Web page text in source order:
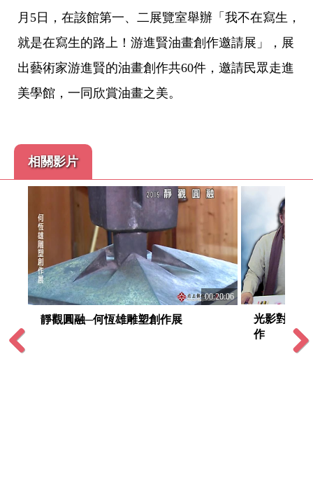
月5日，在該館第一、二展覽室舉辦「我不在寫生，
就是在寫生的路上！游進賢油畫創作邀請展」，展
出藝術家游進賢的油畫創作共60件，邀請民眾走進
美學館，一同欣賞油畫之美。
相關影片
00:20:06
靜觀圓融─何恆雄雕塑創作展
光影對話─
作